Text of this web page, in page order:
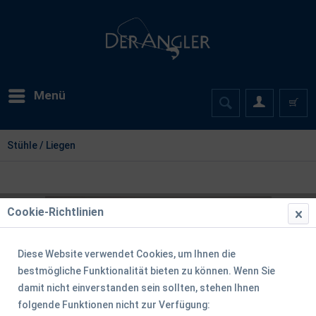
Menü
Stühle / Liegen
Cookie-Richtlinien
Diese Website verwendet Cookies, um Ihnen die
bestmögliche Funktionalität bieten zu können. Wenn Sie
damit nicht einverstanden sein sollten, stehen Ihnen
folgende Funktionen nicht zur Verfügung: